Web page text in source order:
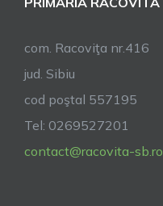
com. Racoviţa nr.416
jud. Sibiu
cod poştal 557195
Tel: 0269527201
contact@racovita-sb.ro